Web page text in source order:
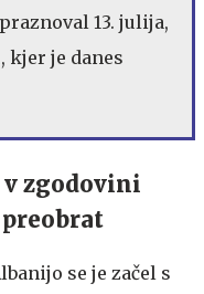
13. julija,
kjer je danes
zgodovini
se je začel s